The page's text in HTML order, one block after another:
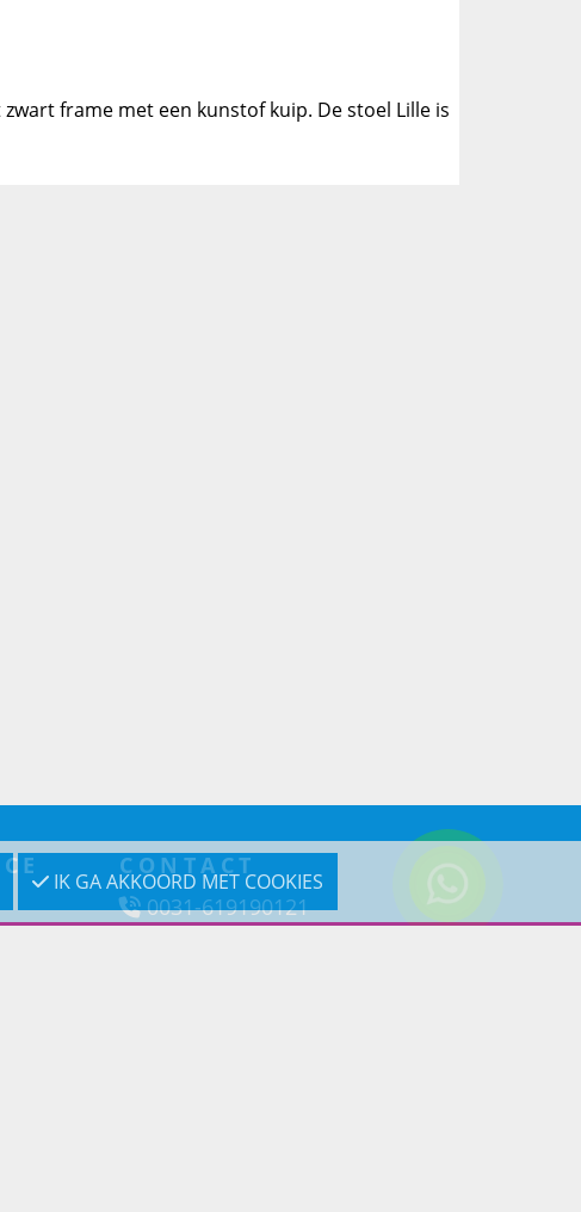
frame met een kunstof kuip. De stoel Lille is
IK GA AKKOORD MET COOKIES
CONTACT
0031-619190121